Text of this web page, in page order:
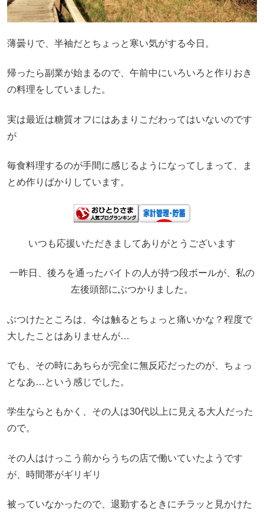
薄曇りで、半袖だとちょっと寒い気がする今日。
帰ったら副業が始まるので、午前中にいろいろと作りおき
の料理をしていました。
実は最近は糖質オフにはあまりこだわってはいないのです
が
毎食料理するのが手間に感じるようになってしまって、ま
とめ作りばかりしています。
いつも応援いただきましてありがとうございます
一昨日、後ろを通ったバイトの人が持つ段ボールが、私の
左後頭部にぶつかりました。
ぶつけたところは、今は触るとちょっと痛いかな？程度で
大したことはありませんが…
でも、その時にあちらが完全に無反応だったのが、ちょっ
となあ…という感じでした。
学生ならともかく、その人は30代以上に見える大人だった
ので。
その人はけっこう前からうちの店で働いていたようです
が、時間帯がギリギリ
被っていなかったので、退勤するときにチラッと見かけた